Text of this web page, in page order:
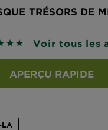
TRÉSORS DE
sur 5 étoiles basé
Voir tous les
APERÇU RAPIDE
LA